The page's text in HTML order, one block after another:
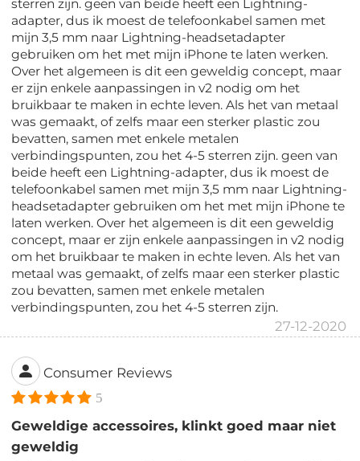
sterren zijn. geen van beide heeft een Lightning-
adapter, dus ik moest de telefoonkabel samen met
mijn 3,5 mm naar Lightning-headsetadapter
gebruiken om het met mijn iPhone te laten werken.
Over het algemeen is dit een geweldig concept, maar
er zijn enkele aanpassingen in v2 nodig om het
bruikbaar te maken in echte leven. Als het van metaal
was gemaakt, of zelfs maar een sterker plastic zou
bevatten, samen met enkele metalen
verbindingspunten, zou het 4-5 sterren zijn. geen van
beide heeft een Lightning-adapter, dus ik moest de
telefoonkabel samen met mijn 3,5 mm naar Lightning-
headsetadapter gebruiken om het met mijn iPhone te
laten werken. Over het algemeen is dit een geweldig
concept, maar er zijn enkele aanpassingen in v2 nodig
om het bruikbaar te maken in echte leven. Als het van
metaal was gemaakt, of zelfs maar een sterker plastic
zou bevatten, samen met enkele metalen
verbindingspunten, zou het 4-5 sterren zijn.
27-12-2020
Consumer Reviews
5
Geweldige accessoires, klinkt goed maar niet
geweldig